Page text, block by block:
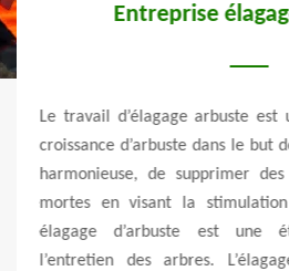
Entreprise
Le travail d’élagage arbuste est
croissance d’arbuste dans le but
harmonieuse, de supprimer
mortes en visant la
élagage d’arbuste est une
l’entretien des arbres.